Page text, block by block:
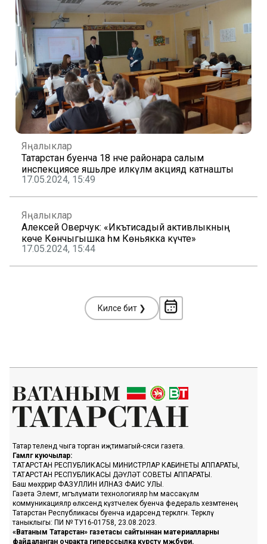
Яңалыклар
Татарстан буенча 18 нче районара салым
инспекциясе яшьләре илкүләм акциядә катнашты
17.05.2024, 15:49
Яңалыклар
Алексей Оверчук: «Икътисадый активлыкның
көче Көнчыгышка һәм Көньякка күчте»
17.05.2024, 15:44
Киләсе бит ❯
Татар телендә чыга торган иҗтимагый-сәяси газета.
Гамәлгә куючылар:
ТАТАРСТАН РЕСПУБЛИКАСЫ МИНИСТРЛАР КАБИНЕТЫ АППАРАТЫ,
ТАТАРСТАН РЕСПУБЛИКАСЫ ДӘҮЛӘТ СОВЕТЫ АППАРАТЫ.
Баш мөхәррир ФАЗУЛЛИН ИЛНАЗ ФАИС УЛЫ.
Газета Элемтә, мәгълүмати технологияләр һәм массакүләм
коммуникацияләр өлкәсендә күзәтчелек буенча федераль хезмәтенең
Татарстан Республикасы буенча идарәсендә теркәлгән. Теркәлү
таныклыгы: ПИ № ТУ16-01758, 23.08.2023.
«Ватаным Татарстан» газетасы сайтыннан материалларны
файдаланган очракта гиперссылка күрсәтү мәҗбүри.